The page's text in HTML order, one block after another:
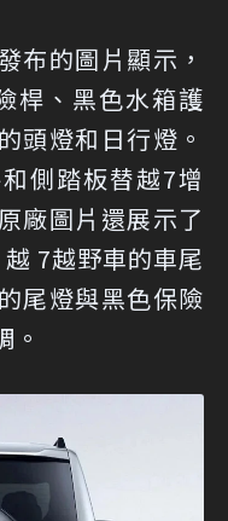
布的圖片顯示，
桿、黑色水箱護
頭燈和日行燈。
側踏板替越7增
廠圖片還展示了
7越野車的車尾
尾燈與黑色保險
。